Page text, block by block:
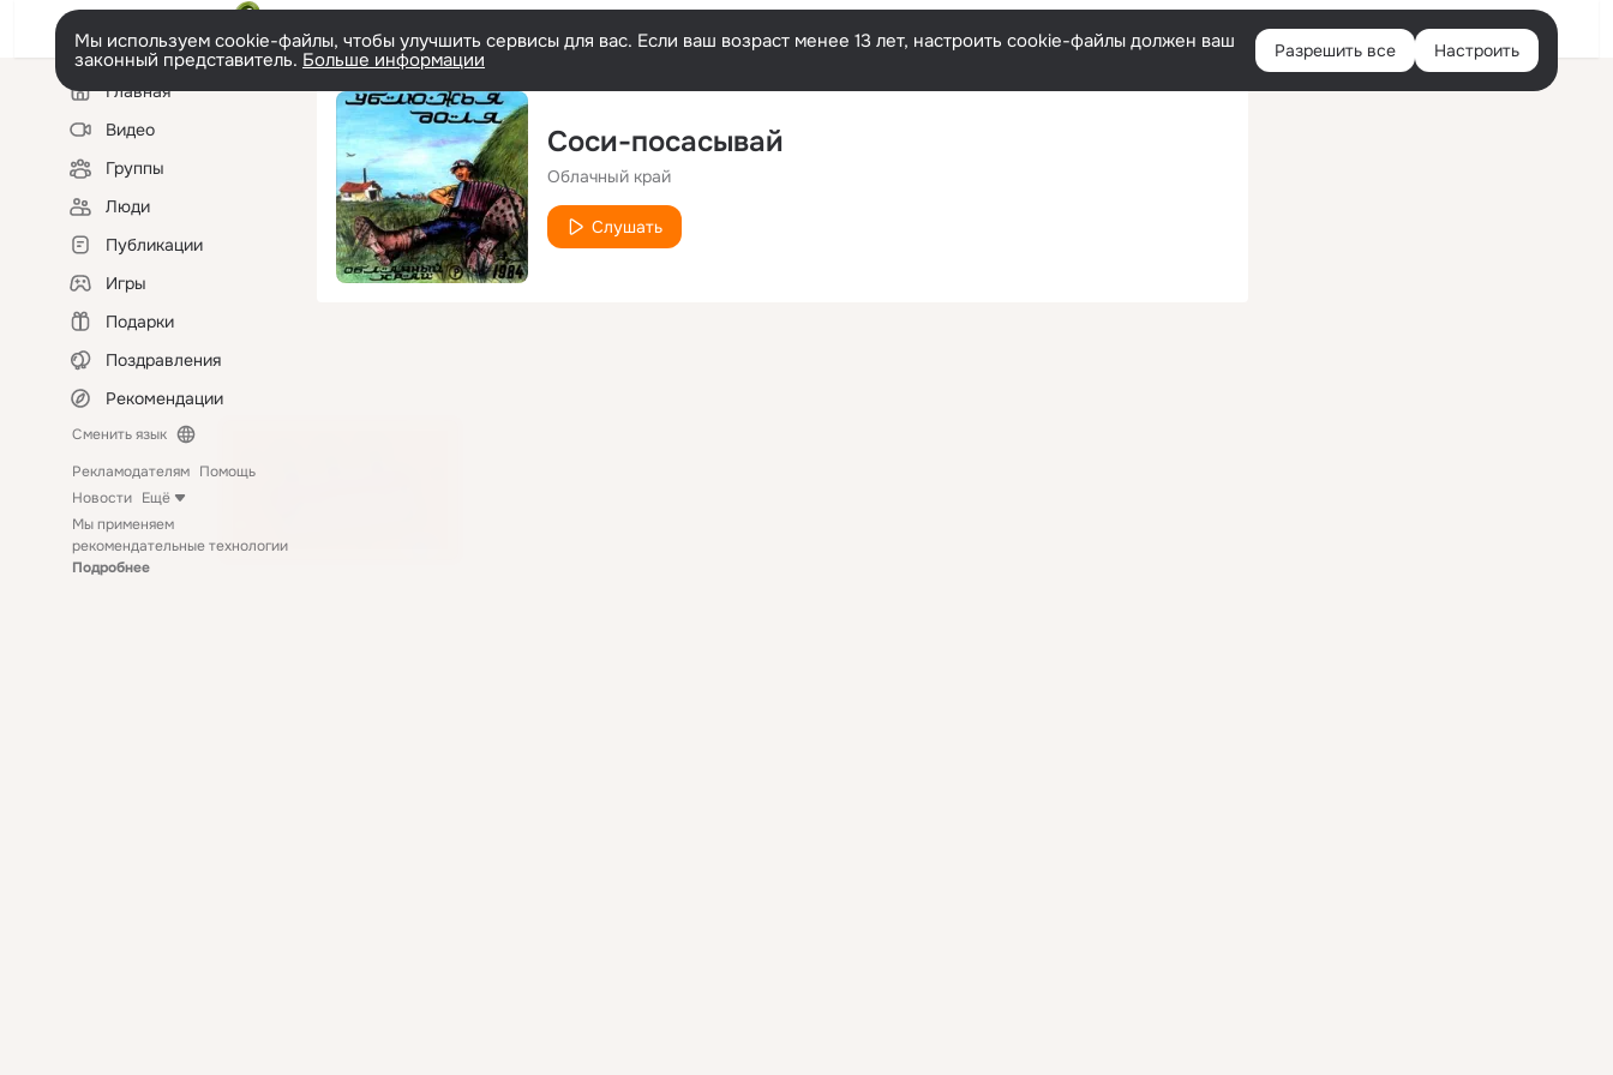
Войти
Мы используем cookie-файлы, чтобы улучшить сервисы для вас. Если ваш возраст менее 13 лет, настроить cookie-файлы должен ваш
законный представитель. Больше информации Разрешить все Настроить
Левая
колонкаГлавная
Видео
Группы
Люди
Публикации
Игры
Подарки
Поздравления
Рекомендации
Сменить язык
Рекламодателям Помощь
Новости Ещё
Мы применяем
рекомендательные технологии
Подробнее
Соси-посасывай
Облачный край
Слушать